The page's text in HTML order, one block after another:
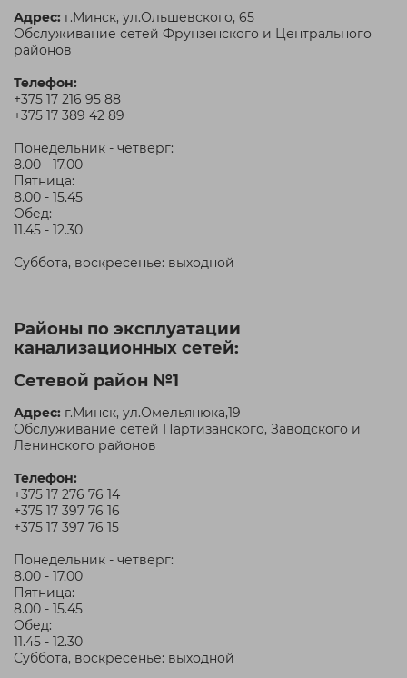
Адрес: г.Минск, ул.Ольшевского, 65
Обслуживание сетей Фрунзенского и Центрального
районов
Телефон:
+375 17 216 95 88
+375 17 389 42 89
Понедельник - четверг:
8.00 - 17.00
Пятница:
8.00 - 15.45
Обед:
11.45 - 12.30
Суббота, воскресенье: выходной
Районы по эксплуатации
канализационных сетей:
Сетевой район №1
Адрес: г.Минск, ул.Омельянюка,19
Обслуживание сетей Партизанского, Заводского и
Ленинского районов
Телефон:
+375 17 276 76 14
+375 17 397 76 16
+375 17 397 76 15
Понедельник - четверг:
8.00 - 17.00
Пятница:
8.00 - 15.45
Обед:
11.45 - 12.30
Суббота, воскресенье: выходной